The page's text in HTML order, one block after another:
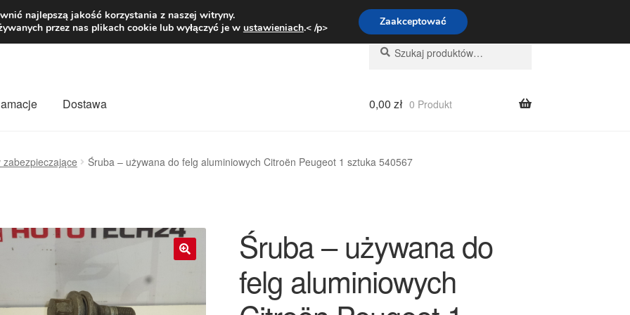
zł Pn.-pt. 9:00-16:00800 003 167
Szukaj:
Szukaj
Dostawa 0,00 zł 0 Produkt
Śruba – używana do felg aluminiowych Citroën Peugeot 1 sztuka 540567
Śruba – używana do
felg aluminiowych
najlepszą jakość korzystania z naszej witryny.
przez nas plikach cookie lub wyłączyć je w ustawieniach.< /p> Zaakceptować